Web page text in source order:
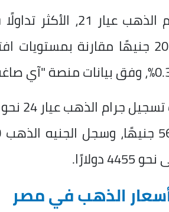
دولارًا.
الذهب في مصر